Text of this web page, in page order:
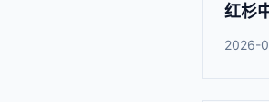
红杉
2026-